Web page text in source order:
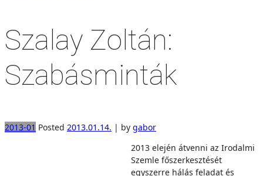
Szalay Zoltán:
Szabásminták
2013-01 Posted 2013.01.14. | by gabor
2013 elején átvenni az Irodalmi
Szemle főszerkesztését
egyszerre hálás feladat és